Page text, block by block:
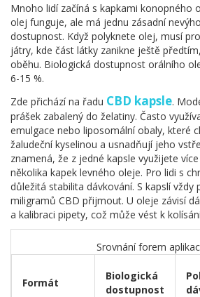
Mnoho lidí začíná s kapkami konopného
olej funguje, ale má jednu zásadní
dostupnost. Když polyknete olej, musí
játry, kde část látky zanikne ještě
oběhu. Biologická dostupnost orálního
6-15 %.
Zde přichází na řadu CBD kapsle.
prášek zabalený do želatiny. Často
emulgace nebo liposomální obaly, které
žaludeční kyselinou a usnadňují jeho
znamená, že z jedné kapsle využijete
několika kapek levného oleje. Pro lidi s
důležitá stabilita dávkování. S kapslí vždy
miligramů CBD přijmout. U oleje závisí
a kalibraci pipety, což může vést k
Srovnání forem
Formát
Biologická
dostupnost